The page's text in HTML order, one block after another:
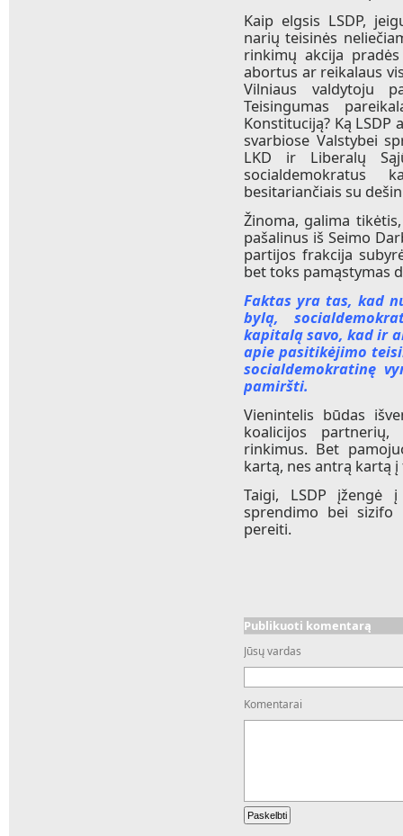
Kaip elgsis LSDP,
narių teisinės
rinkimų akcija
abortus ar reikalaus
Vilniaus valdytoju
Teisingumas
Konstituciją? Ką
svarbiose Valstybei
LKD ir Liberalų
socialdemokratus
besitariančiais su
Žinoma, galima
pašalinus iš Seimo
partijos frakcija
bet toks pamąstymas
Faktas yra tas, kad
bylą,
kapitalą savo, kad ir
apie pasitikėjimo
socialdemokratinę
pamiršti.
Vienintelis būdas
koalicijos
rinkimus. Bet
kartą, nes antrą kartą
Taigi, LSDP įžengė
sprendimo bei sizifo
pereiti.
Publikuoti komentarą
Jūsų vardas
Komentarai